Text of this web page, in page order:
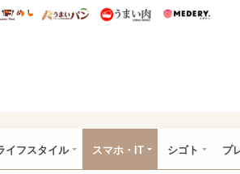
ィズニー特集
うまいめし うまいパン うまい肉
イフスタイル スマホ・IT シゴト プ